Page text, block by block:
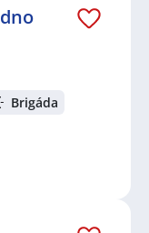
Brigáda